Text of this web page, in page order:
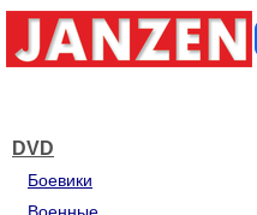
DVD
Боевики